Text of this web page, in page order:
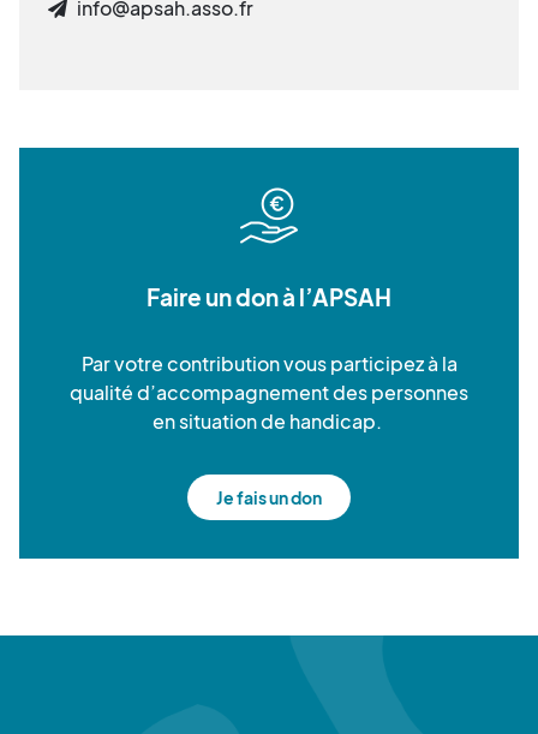
info@apsah.asso.fr
Faire un don à l’APSAH
Par votre contribution vous participez à la
qualité d’accompagnement des personnes
en situation de handicap.
Je fais un don